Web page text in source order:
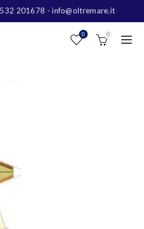
201678 - info@oltremare.it
0 0